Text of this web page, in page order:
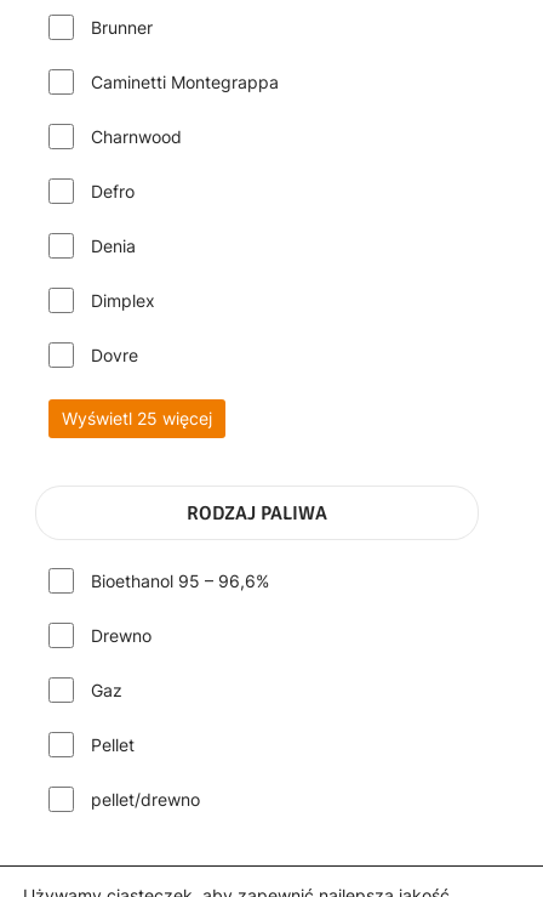
Brunner
Caminetti Montegrappa
Charnwood
Defro
Denia
Dimplex
Dovre
Wyświetl 25 więcej
RODZAJ PALIWA
Bioethanol 95 – 96,6%
Drewno
Gaz
Pellet
pellet/drewno